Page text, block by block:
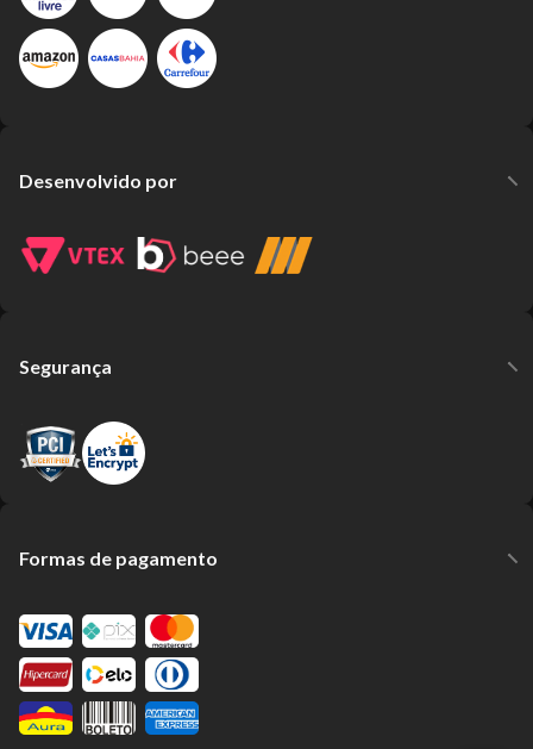
Desenvolvido por
Segurança
Formas de pagamento